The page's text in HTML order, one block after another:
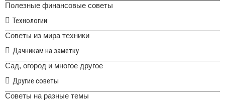
Полезные финансовые советы
Технологии
Советы из мира техники
Дачникам на заметку
Сад, огород и многое другое
Другие советы
Советы на разные темы